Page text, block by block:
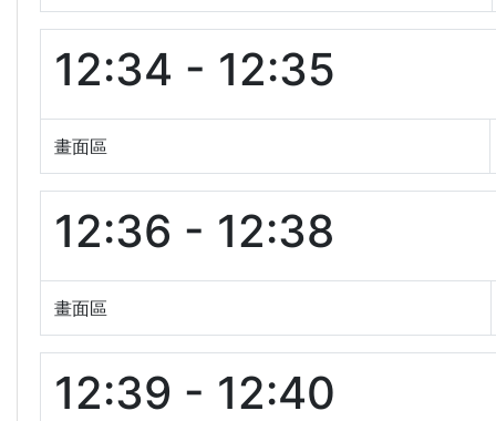
12:34 - 12:35
畫面區
12:36 - 12:38
畫面區
12:39 - 12:40